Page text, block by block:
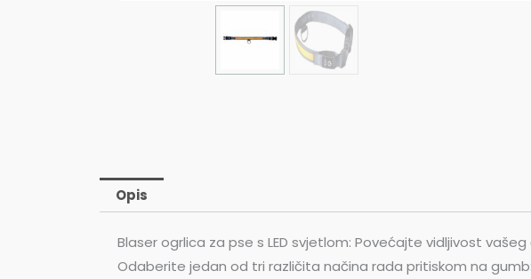
Opis
Blaser ogrlica za pse s LED svjetlom: Povećajte vidljivost
Odaberite jedan od tri različita načina rada pritiskom na